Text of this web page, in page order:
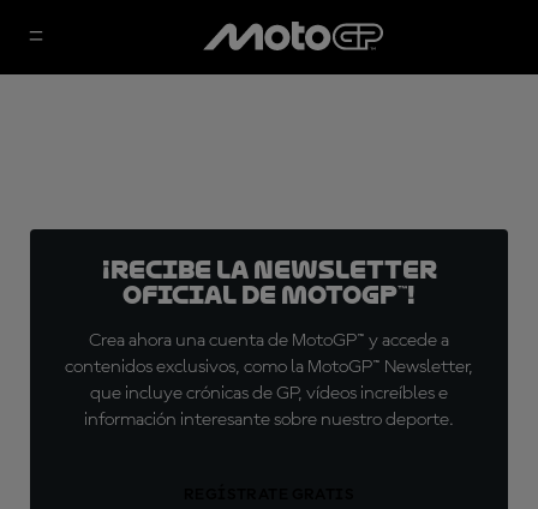
¡Recibe la Newsletter
oficial de MotoGP™!
Crea ahora una cuenta de MotoGP™ y accede a
contenidos exclusivos, como la MotoGP™ Newsletter,
que incluye crónicas de GP, vídeos increíbles e
información interesante sobre nuestro deporte.